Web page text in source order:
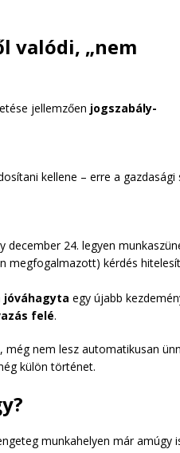
valódi, „nem
jellemzően jogszabály-
kellene – erre a gazdasági
24. legyen
megfogalmazott) kérdés
jóváhagyta egy újabb
felé.
nem lesz automatikusan
külön történet.
munkahelyen már amúgy